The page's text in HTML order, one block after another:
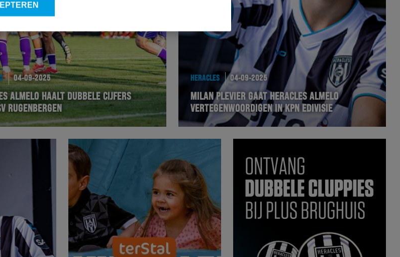
04-09-2025
ALMELO HAALT DUBBELE CIJFERS
RUGENBERGEN
HERACLES 04-09-2025
MILAN PLEVIER GAAT HERACLES ALMELO
VERTEGENWOORDIGEN IN KPN EDIVISIE